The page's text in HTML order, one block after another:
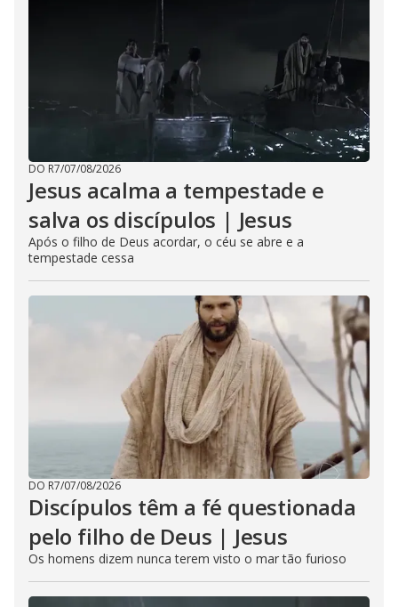
DO R7/07/08/2026
Jesus acalma a tempestade e
salva os discípulos | Jesus
Após o filho de Deus acordar, o céu se abre e a
tempestade cessa
DO R7/07/08/2026
Discípulos têm a fé questionada
pelo filho de Deus | Jesus
Os homens dizem nunca terem visto o mar tão furioso